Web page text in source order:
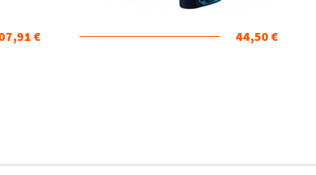
€ 44,50 €